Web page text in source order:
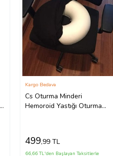
Cs Oturma Minderi
Hemoroid Yastığı Oturma
Kargo Bedava
499,99 TL
66,66 TL'den Başlayan Taksitlerle